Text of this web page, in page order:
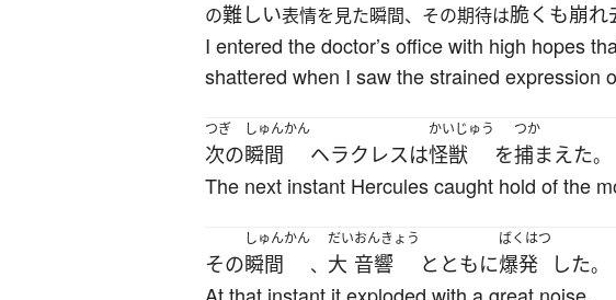
の難しい表情を見た瞬間、その期待は脆くも崩れ
I entered the doctor’s office with high hopes
shattered when I saw the strained expression
つぎ
次の
しゅんかん
瞬間 ヘラクレスは
かいじゅう
怪獣 を
つか
捕まえた。
The next instant Hercules caught hold of the
その
しゅんかん
瞬間 、
だい
大
おんきょう
音響 とともに
ばくはつ
爆発 した。